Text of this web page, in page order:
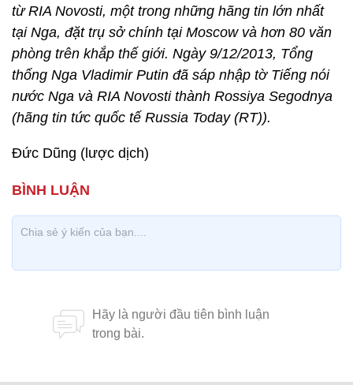
từ RIA Novosti, một trong những hãng tin lớn nhất
tại Nga, đặt trụ sở chính tại Moscow và hơn 80 văn
phòng trên khắp thế giới. Ngày 9/12/2013, Tổng
thống Nga Vladimir Putin đã sáp nhập tờ Tiếng nói
nước Nga và RIA Novosti thành Rossiya Segodnya
(hãng tin tức quốc tế Russia Today (RT)).
Đức Dũng (lược dịch)